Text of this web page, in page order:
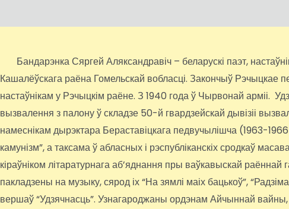
Бандарэнка Сяргей Аляксандравіч – беларускі паэт,
Кашалёўскага раёна Гомельскай вобласці. Закончыў Рэчыцкае
настаўнікам у Рэчыцкім раёне. З 1940 года ў Чырвонай арміі.
вызвалення з палону ў складзе 50-й гвардзейскай дывізіі
намеснікам дырэктара Бераставіцкага педвучылішча (1963-1966
камунізм”, а таксама ў абласных і рэспубліканскіх сродкаў
кіраўніком літаратурнага аб’яднання пры ваўкавыскай
пакладзены на музыку, сярод іх “На зямлі маіх бацькоў”,
вершаў “Удзячнасць”. Узнагароджаны ордэнам Айчыннай